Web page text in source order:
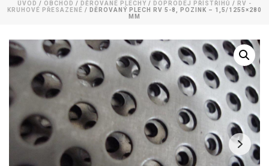
ÚVOD / OBCHOD / DĚROVANÉ PLECHY / DOPRODEJ PŘÍSTŘIHŮ / RV -
KRUHOVÉ PŘESAZENÉ / DĚROVANÝ PLECH RV 5-8, POZINK – 1,5/1255×280
MM